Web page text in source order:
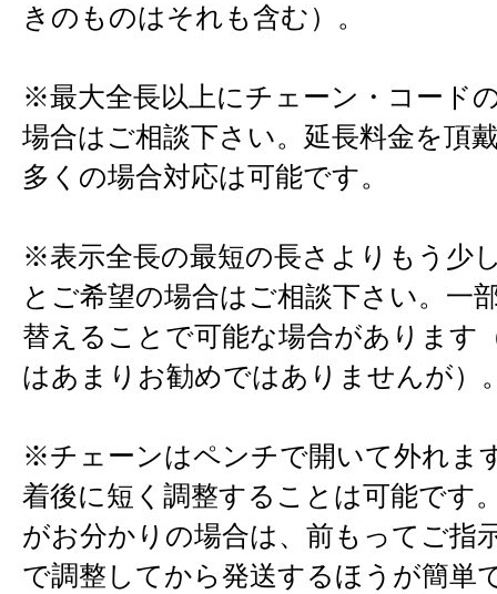
きのものはそれも含む）。
※最大全長以上にチェーン・コード
場合はご相談下さい。延長料金を頂
多くの場合対応は可能です。
※表示全長の最短の長さよりもう少
とご希望の場合はご相談下さい。一
替えることで可能な場合があります
はあまりお勧めではありませんが）
※チェーンはペンチで開いて外れま
着後に短く調整することは可能です
がお分かりの場合は、前もってご指
で調整してから発送するほうが簡単